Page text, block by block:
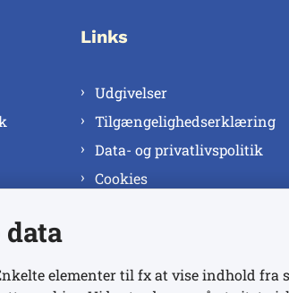
Links
Udgivelser
Tilgængelighedserklæring
Data- og privatlivspolitik
Cookies
data
elementer til fx at vise indhold fra